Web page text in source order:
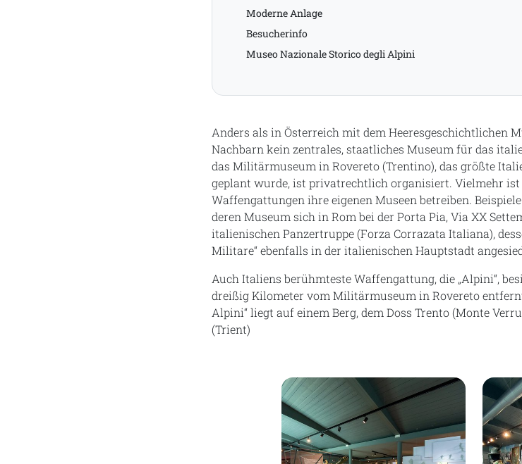
Moderne Anlage
Besucherinfo
Museo Nazionale Storico degli Alpini
Anders als in Österreich mit dem Heeresgeschichtlichen
Nachbarn kein zentrales, staatliches Museum für das
das Militärmuseum in Rovereto (Trentino), das größte
geplant wurde, ist privatrechtlich organisiert. Vielmehr ist
Waffengattungen ihre eigenen Museen betreiben.
deren Museum sich in Rom bei der Porta Pia, Via XX
italienischen Panzertruppe (Forza Corrazata Italiana),
Militare“ ebenfalls in der italienischen Hauptstadt
Auch Italiens berühmteste Waffengattung, die „Alpini“,
dreißig Kilometer vom Militärmuseum in Rovereto
Alpini“ liegt auf einem Berg, dem Doss Trento (Monte
(Trient)